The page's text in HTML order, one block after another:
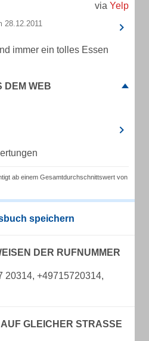
via Yelp
28.12.2011
immer ein tolles Essen
DEM WEB
ab einem Gesamtdurchschnittswert von
speichern
DER RUFNUMMER
20314, +49715720314,
GLEICHER STRASSE